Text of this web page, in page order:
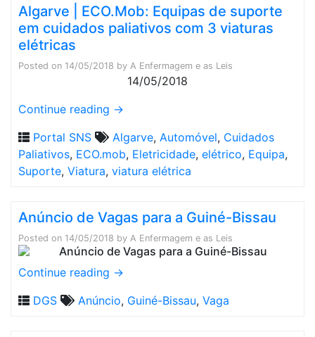
Algarve | ECO.Mob: Equipas de suporte
em cuidados paliativos com 3 viaturas
elétricas
Posted on 14/05/2018 by A Enfermagem e as Leis
14/05/2018
Continue reading →
Portal SNS
Algarve, Automóvel, Cuidados
Paliativos, ECO.mob, Eletricidade, elétrico, Equipa,
Suporte, Viatura, viatura elétrica
Anúncio de Vagas para a Guiné-Bissau
Posted on 14/05/2018 by A Enfermagem e as Leis
Continue reading →
DGS
Anúncio, Guiné-Bissau, Vaga